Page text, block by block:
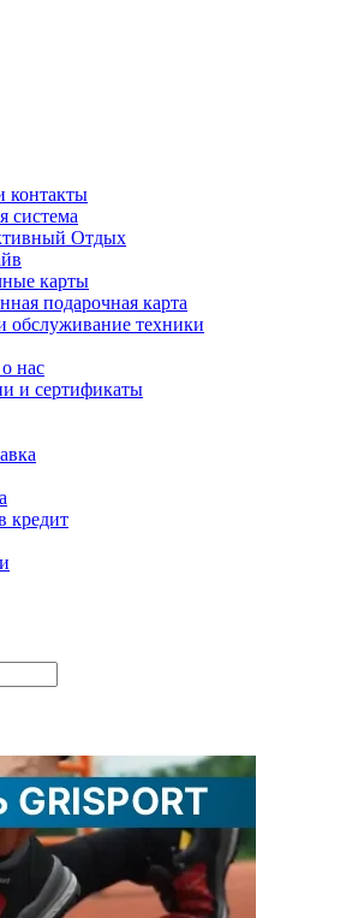
контакты
система
Отдых
карты
подарочная карта
обслуживание техники
нас
и сертификаты
кредит